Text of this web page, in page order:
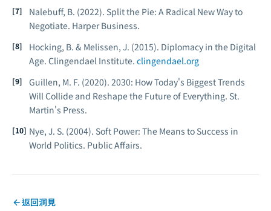
Nalebuff, B. (2022). Split the Pie: A Radical New Way to
Negotiate. Harper Business.
Hocking, B. & Melissen, J. (2015). Diplomacy in the Digital
Age. Clingendael Institute. clingendael.org
Guillen, M. F. (2020). 2030: How Today's Biggest Trends
Will Collide and Reshape the Future of Everything. St.
Martin's Press.
Nye, J. S. (2004). Soft Power: The Means to Success in
World Politics. Public Affairs.
返回洞見